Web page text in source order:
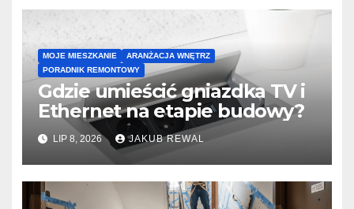
MOJE MIESZKANIE
ARANŻACJA WNĘTRZ
PORADNIK REMONTOWY
Gdzie umieścić gniazdka TV i
Ethernet na etapie budowy?
LIP 8, 2026 JAKUB REWAL